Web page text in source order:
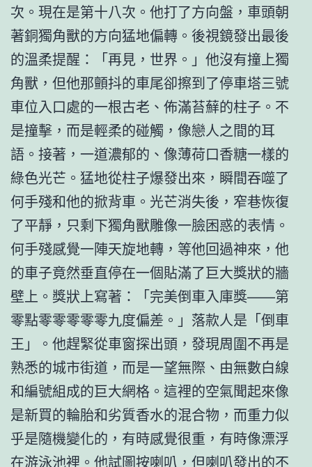
次。現在是第十八次。他打了方向盤，車頭朝
著銅獨角獸的方向猛地偏轉。後視鏡發出最後
的溫柔提醒：「再見，世界。」他沒有撞上獨
角獸，但他那顫抖的車尾卻擦到了停車塔三號
車位入口處的一根古老、佈滿苔蘚的柱子。不
是撞擊，而是輕柔的碰觸，像戀人之間的耳
語。接著，一道濃郁的、像薄荷口香糖一樣的
綠色光芒。猛地從柱子爆發出來，瞬間吞噬了
何手殘和他的掀背車。光芒消失後，窄巷恢復
了平靜，只剩下獨角獸雕像一臉困惑的表情。
何手殘感覺一陣天旋地轉，等他回過神來，他
的車子竟然垂直停在一個貼滿了巨大獎狀的牆
壁上。獎狀上寫著：「完美倒車入庫獎——第
零點零零零零零九度偏差。」落款人是「倒車
王」。他趕緊從車窗探出頭，發現周圍不再是
熟悉的城市街道，而是一望無際、由無數白線
和編號組成的巨大網格。這裡的空氣聞起來像
是新買的輪胎和劣質香水的混合物，而重力似
乎是隨機變化的，有時感覺很重，有時像漂浮
在游泳池裡。他試圖按喇叭，但喇叭發出的不